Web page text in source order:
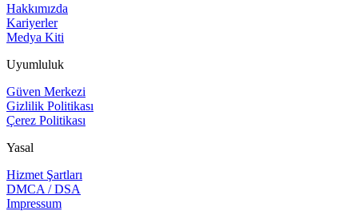
Hakkımızda
Kariyerler
Medya Kiti
Uyumluluk
Güven Merkezi
Gizlilik Politikası
Çerez Politikası
Yasal
Hizmet Şartları
DMCA / DSA
Impressum